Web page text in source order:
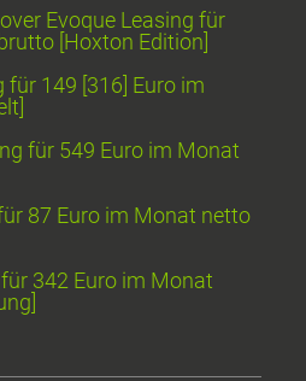
Evoque Leasing für
[Hoxton Edition]
für 149 [316] Euro im
für 549 Euro im Monat
87 Euro im Monat netto
342 Euro im Monat